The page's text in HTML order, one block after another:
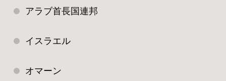
アラブ首長国連邦
イスラエル
オマーン